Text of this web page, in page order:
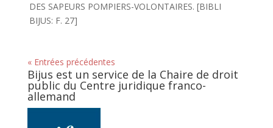
DES SAPEURS POMPIERS-VOLONTAIRES. [BIBLI
BIJUS: F. 27]
« Entrées précédentes
Bijus est un service de la Chaire de droit
public du Centre juridique franco-
allemand